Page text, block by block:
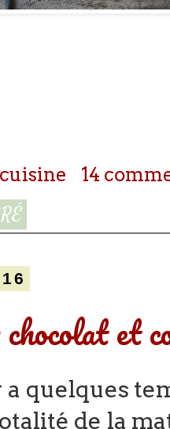
14
et
a quelques
de la